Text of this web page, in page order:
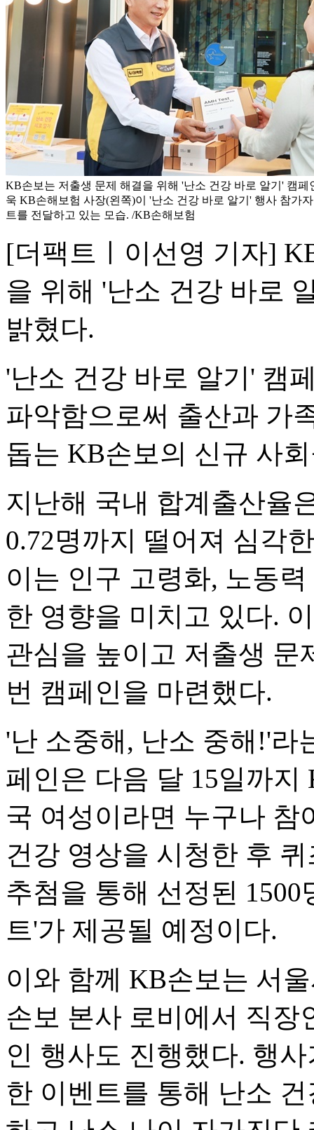
KB손보는 저출생 문제 해결을 위해 '난소 건강 바로 알기' 캠페
욱 KB손해보험 사장(왼쪽)이 '난소 건강 바로 알기' 행사 참가
트를 전달하고 있는 모습. /KB손해보험
[더팩트ㅣ이선영 기자]
을 위해 '난소 건강 바로
밝혔다.
'난소 건강 바로 알기' 캠
파악함으로써 출산과 가
돕는 KB손보의 신규 사
지난해 국내 합계출산율
0.72명까지 떨어져 심각
이는 인구 고령화, 노동
한 영향을 미치고 있다.
관심을 높이고 저출생 문
번 캠페인을 마련했다.
'난 소중해, 난소 중해!'라
페인은 다음 달 15일까
국 여성이라면 누구나 참
건강 영상을 시청한 후
추첨을 통해 선정된
트'가 제공될 예정이다.
이와 함께 KB손보는 서
손보 본사 로비에서 직장
인 행사도 진행했다. 행
한 이벤트를 통해 난소